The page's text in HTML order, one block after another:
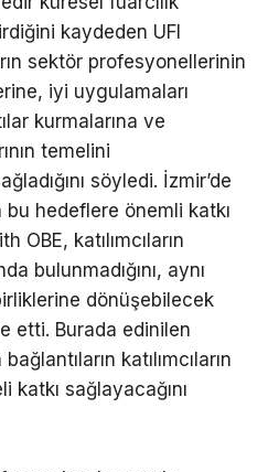
kaydeden UFI
sektör profesyonellerinin
iyi uygulamaları
kurmalarına ve
temelini
söyledi. İzmir’de
hedeflere önemli katkı
OBE, katılımcıların
bulunmadığını, aynı
dönüşebilecek
etti. Burada edinilen
katılımcıların
sağlayacağını